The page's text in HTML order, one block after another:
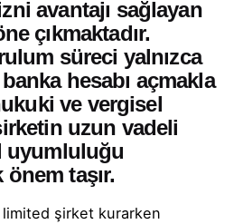
avantajı sağlayan
çıkmaktadır.
süreci yalnızca
hesabı açmakla
ve vergisel
uzun vadeli
uyumluluğu
önem taşır.
limited şirket kurarken